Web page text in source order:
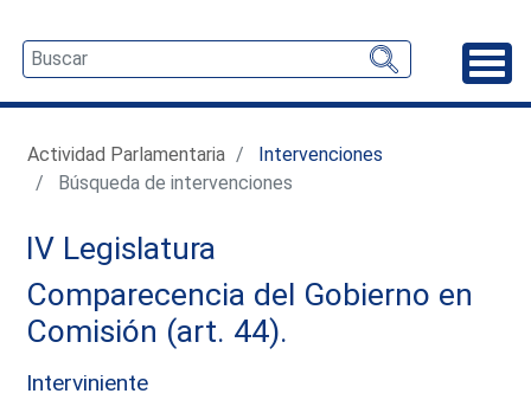
Actividad Parlamentaria
Intervenciones
Búsqueda de intervenciones
IV Legislatura
Comparecencia del Gobierno en
Comisión (art. 44).
Interviniente